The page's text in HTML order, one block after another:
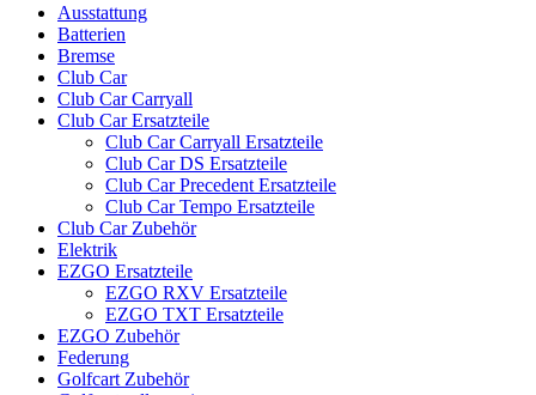
Ausstattung
Batterien
Bremse
Club Car
Club Car Carryall
Club Car Ersatzteile
Club Car Carryall Ersatzteile
Club Car DS Ersatzteile
Club Car Precedent Ersatzteile
Club Car Tempo Ersatzteile
Club Car Zubehör
Elektrik
EZGO Ersatzteile
EZGO RXV Ersatzteile
EZGO TXT Ersatzteile
EZGO Zubehör
Federung
Golfcart Zubehör